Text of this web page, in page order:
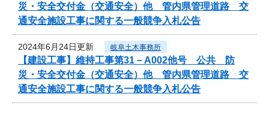
災・安全交付金（交通安全）他 管内県管理道路 交
通安全施設工事に関する一般競争入札公告
2024年6月24日更新 岐阜土木事務所
【建設工事】維持工事第31－A002他号 公共 防
災・安全交付金（交通安全）他 管内県管理道路 交
通安全施設工事に関する一般競争入札公告